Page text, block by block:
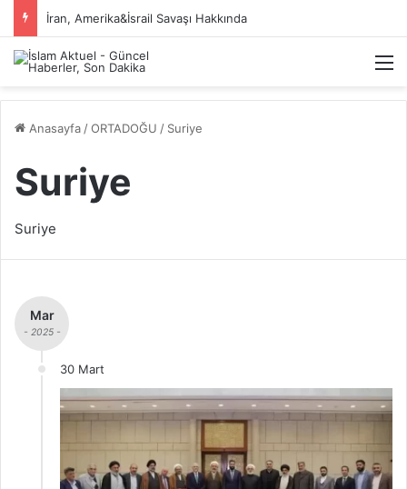
İran, Amerika&İsrail Savaşı Hakkında
Anasayfa /ORTADOĞU / Suriye
Suriye
Suriye
Mar
- 2025 -
30 Mart